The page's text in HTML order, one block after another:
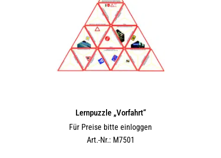
Lernpuzzle „Vorfahrt“
Für Preise bitte einloggen
Art.-Nr.: M7501